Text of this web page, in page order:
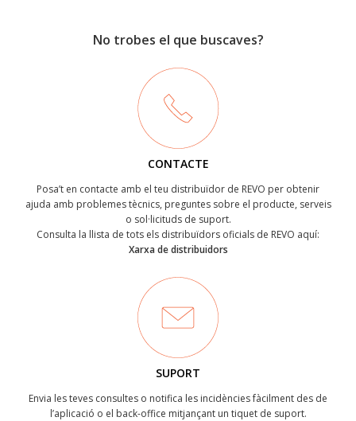
No trobes el que buscaves?
CONTACTE
Posa’t en contacte amb el teu distribuïdor de REVO per obtenir
ajuda amb problemes tècnics, preguntes sobre el producte, serveis
o sol·licituds de suport.
Consulta la llista de tots els distribuïdors oficials de REVO aquí:
Xarxa de distribuidors
SUPORT
Envia les teves consultes o notifica les incidències fàcilment des de
l’aplicació o el back-office mitjançant un tiquet de suport.